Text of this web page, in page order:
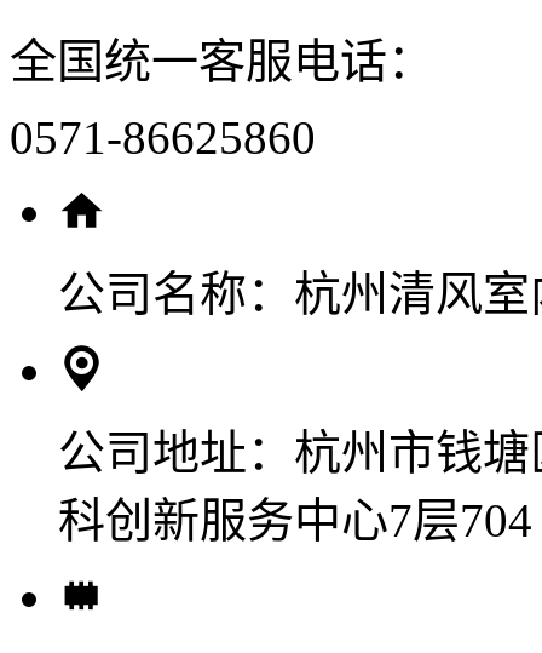
全国统一客服电话：
0571-86625860
公司名称： 杭州清风
公司地址： 杭州市钱
科创新服务中心7层704